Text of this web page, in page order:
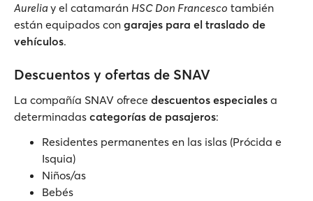
Aureliay el catamarán HSC Don Francesco también
están equipados con garajes para el traslado de
vehículos.
Descuentos y ofertas de SNAV
La compañía SNAV ofrece descuentos especiales a
determinadas categorías de pasajeros:
Residentes permanentes en las islas (Prócida e
Isquia)
Niños/as
Bebés